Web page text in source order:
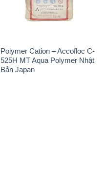
Polymer Cation – Accofloc C-
525H MT Aqua Polymer Nhật
Bản Japan